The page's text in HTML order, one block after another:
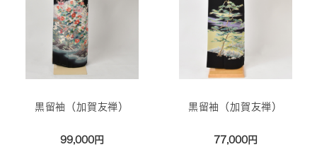
黒留袖（加賀友禅）
99,000円
黒留袖（加賀友禅）
77,000円